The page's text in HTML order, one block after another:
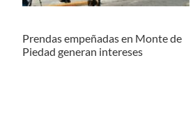
Prendas empeñadas en Monte de
Piedad generan intereses